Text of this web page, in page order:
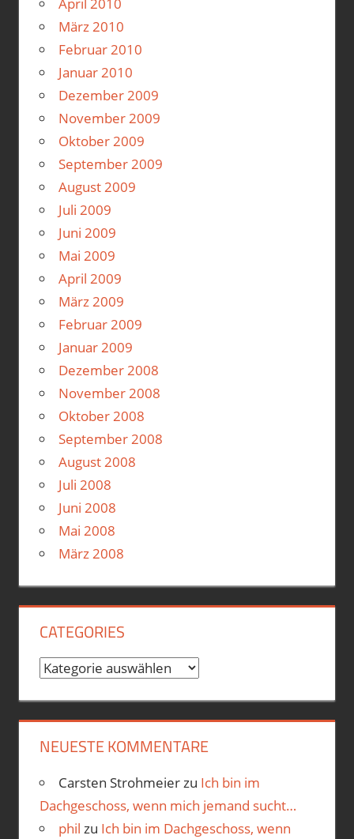
April 2010
März 2010
Februar 2010
Januar 2010
Dezember 2009
November 2009
Oktober 2009
September 2009
August 2009
Juli 2009
Juni 2009
Mai 2009
April 2009
März 2009
Februar 2009
Januar 2009
Dezember 2008
November 2008
Oktober 2008
September 2008
August 2008
Juli 2008
Juni 2008
Mai 2008
März 2008
CATEGORIES
Categories
NEUESTE KOMMENTARE
Carsten Strohmeierzu Ich bin im
Dachgeschoss, wenn mich jemand sucht…
phil zu Ich bin im Dachgeschoss, wenn